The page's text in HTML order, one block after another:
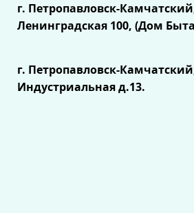
г. Петропавловск-
Ленинградская 100, (Дом
г. Петропавловск-
Индустриальная д.13.